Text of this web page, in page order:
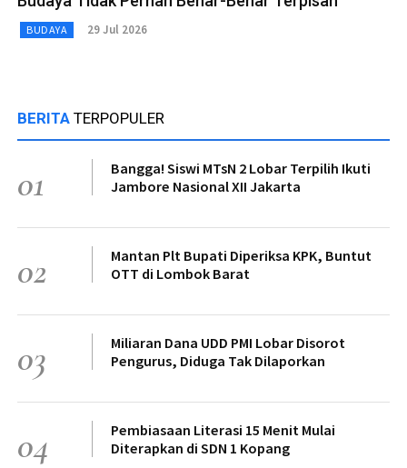
BUDAYA 29 Jul 2026
BERITA TERPOPULER
01
Bangga! Siswi MTsN 2 Lobar Terpilih Ikuti
Jambore Nasional XII Jakarta
02
Mantan Plt Bupati Diperiksa KPK, Buntut
OTT di Lombok Barat
03
Miliaran Dana UDD PMI Lobar Disorot
Pengurus, Diduga Tak Dilaporkan
04
Pembiasaan Literasi 15 Menit Mulai
Diterapkan di SDN 1 Kopang